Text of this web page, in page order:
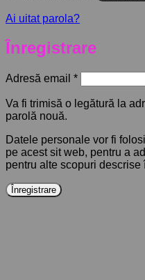
Ai uitat parola?
Înregistrare
Adresă email *Obligatoriu
Va fi trimisă o legătură la
parolă nouă.
Datele personale vor fi
pe acest sit web, pentru a
pentru alte scopuri descrise
Înregistrare